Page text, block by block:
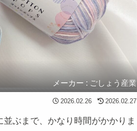
メーカー : ごしょう産業
2026.02.26 2026.02.27
ぶまで、かなり時間がかかりま